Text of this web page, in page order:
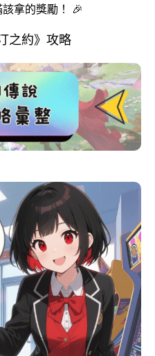
拿的獎勵！ 🎉
之約》攻略